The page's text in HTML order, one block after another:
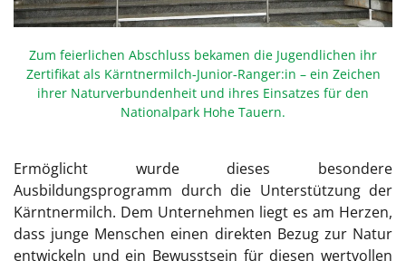
Zum feierlichen Abschluss bekamen die Jugendlichen ihr
Zertifikat als Kärntnermilch‑Junior‑Ranger:in – ein Zeichen
ihrer Naturverbundenheit und ihres Einsatzes für den
Nationalpark Hohe Tauern.
Ermöglicht wurde dieses besondere
Ausbildungsprogramm durch die Unterstützung der
Kärntnermilch. Dem Unternehmen liegt es am Herzen,
dass junge Menschen einen direkten Bezug zur Natur
entwickeln und ein Bewusstsein für diesen wertvollen